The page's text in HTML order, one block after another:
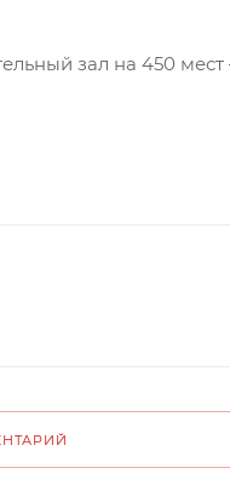
зал на 450 мест